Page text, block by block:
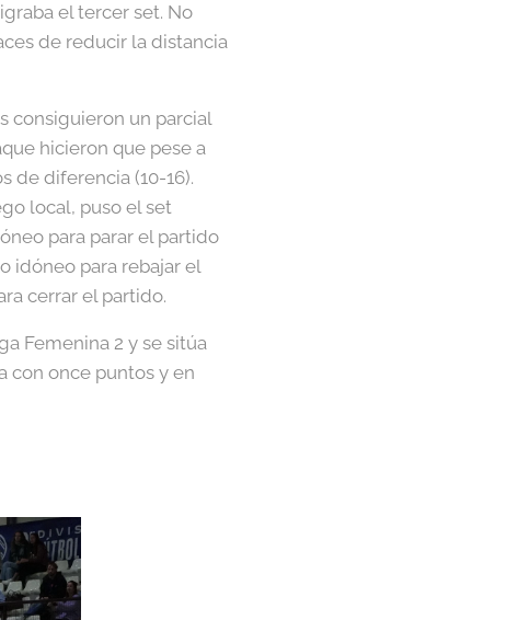
el tercer set. No
de reducir la distancia
consiguieron un parcial
hicieron que pese a
de diferencia (10-16).
local, puso el set
para parar el partido
idóneo para rebajar el
cerrar el partido.
Femenina 2 y se sitúa
con once puntos y en